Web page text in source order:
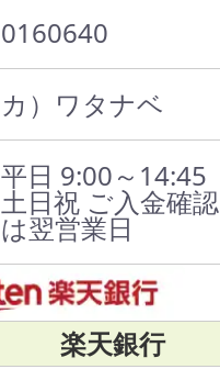
0160640
カ）ワタナベ
平日 9:00～14:45
土日祝 ご入金確認
は翌営業日
楽天銀行